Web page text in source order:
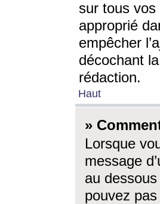
sur tous
approprié
empêcher
décochant
rédaction.
Haut
»
Lorsque
message
au
pouvez